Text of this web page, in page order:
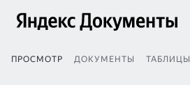
ПРОСМОТР ДОКУМЕНТЫ ТАБЛИЦЫ